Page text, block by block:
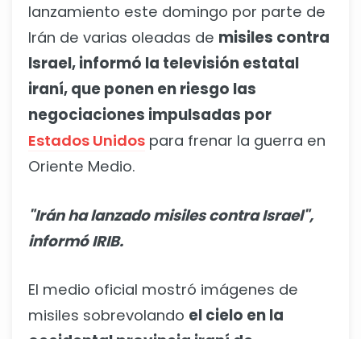
lanzamiento este domingo por parte de
Irán de varias oleadas de misiles contra
Israel, informó la televisión estatal
iraní, que ponen en riesgo las
negociaciones impulsadas por
Estados Unidos para frenar la guerra en
Oriente Medio.
"Irán ha lanzado misiles contra Israel",
informó IRIB.
El medio oficial mostró imágenes de
misiles sobrevolando el cielo en la